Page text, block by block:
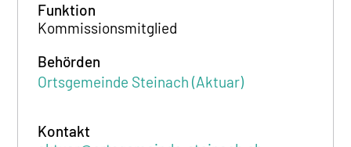
Funktion
Kommissionsmitglied
Behörden
Ortsgemeinde Steinach (Aktuar)
Kontakt